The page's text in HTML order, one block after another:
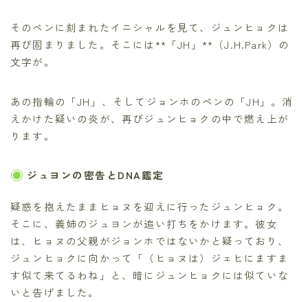
そのペンに刻まれたイニシャルを見て、ジュンヒョクは
再び固まりました。そこには**「JH」**（J.H.Park）の
文字が。
あの指輪の「JH」、そしてジョンホのペンの「JH」。消
えかけた疑いの炎が、再びジュンヒョクの中で燃え上が
ります。
ジュヨンの密告とDNA鑑定
疑惑を抱えたままヒョヌを迎えに行ったジュンヒョク。
そこに、義姉のジュヨンが追い打ちをかけます。彼女
は、ヒョヌの父親がジョンホではないかと疑っており、
ジュンヒョクに向かって「（ヒョヌは）ジェヒにますま
す似て来てるわね」と、暗にジュンヒョクには似ていな
いと告げました。